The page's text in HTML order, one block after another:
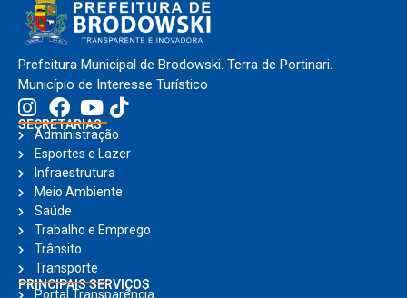
Prefeitura Municipal de Brodowski. Terra de Portinari.
Município de Interesse Turístico
SECRETARIAS
Administração
Esportes e Lazer
Infraestrutura
Meio Ambiente
Saúde
Trabalho e Emprego
Trânsito
Transporte
PRINCIPAIS SERVIÇOS
Portal Transparência